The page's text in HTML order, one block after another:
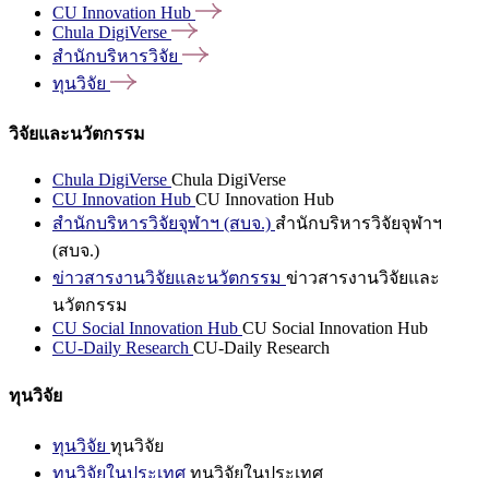
CU Innovation Hub
Chula DigiVerse
สำนักบริหารวิจัย
ทุนวิจัย
วิจัยและนวัตกรรม
Chula DigiVerse Chula DigiVerse
CU Innovation Hub CU Innovation Hub
สำนักบริหารวิจัยจุฬาฯ (สบจ.) สำนักบริหารวิจัยจุฬาฯ
(สบจ.)
ข่าวสารงานวิจัยและนวัตกรรม ข่าวสารงานวิจัยและ
นวัตกรรม
CU Social Innovation Hub CU Social Innovation Hub
CU-Daily Research CU-Daily Research
ทุนวิจัย
ทุนวิจัย ทุนวิจัย
ทุนวิจัยในประเทศ ทุนวิจัยในประเทศ